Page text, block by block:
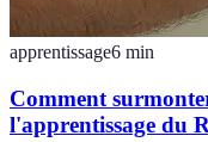
apprentissage6 min
Comment
l'apprentissage du